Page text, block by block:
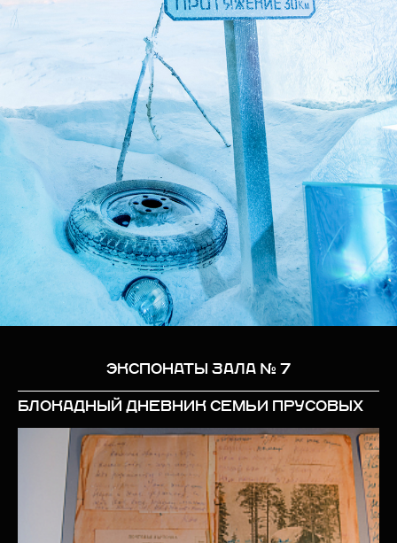
ЭКСПОНАТЫ ЗАЛА № 7
БЛОКАДНЫЙ ДНЕВНИК СЕМЬИ ПРУСОВЫХ